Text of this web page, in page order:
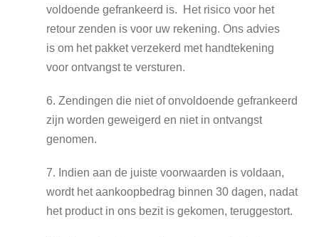
voldoende gefrankeerd is. Het risico voor het
retour zenden is voor uw rekening. Ons advies
is om het pakket verzekerd met handtekening
voor ontvangst te versturen.
6. Zendingen die niet of onvoldoende gefrankeerd
zijn worden geweigerd en niet in ontvangst
genomen.
7. Indien aan de juiste voorwaarden is voldaan,
wordt het aankoopbedrag binnen 30 dagen, nadat
het product in ons bezit is gekomen, teruggestort.